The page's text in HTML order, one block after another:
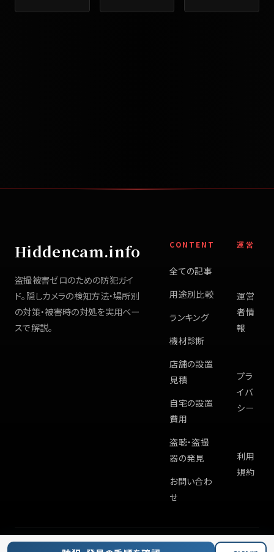
Hiddencam.info
盗撮被害ゼロのための防犯ガイ
ド。隠しカメラの検知方法・場所別
の対策・被害時の対処を実用ベー
スで解説。
CONTENT
全ての記事
用途別比較
ランキング
機材診断
店舗の設置
見積
自宅の設置
費用
盗聴・盗撮
器の発見
お問い合わ
せ
運営
運営
者情
報
プラ
イバ
シー
利用
規約
©2026Hiddencam.info